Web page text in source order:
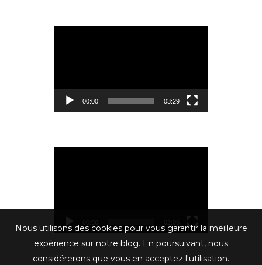
00:00 03:29
Nous utilisons des cookies pour vous garantir la meilleure
expérience sur notre blog. En poursuivant, nous
considérerons que vous en acceptez l'utilisation.